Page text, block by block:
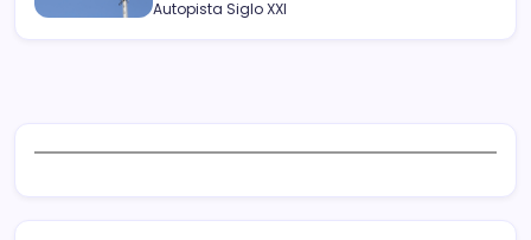
Autopista Siglo XXI